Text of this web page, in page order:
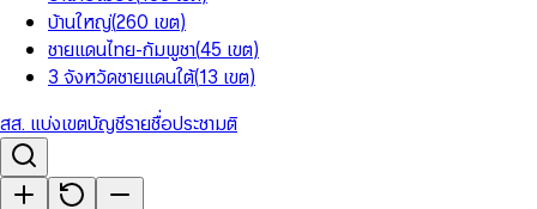
บ้านใหญ่(260 เขต)
ชายแดนไทย-กัมพูชา(45 เขต)
3 จังหวัดชายแดนใต้(13 เขต)
สส. แบ่งเขตบัญชีรายชื่อประชามติ